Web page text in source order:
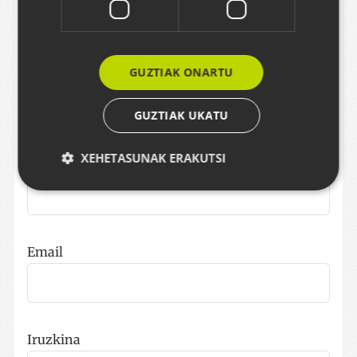
Erantzuna gehitu
Erantzuna formulario hau betez utzi dezakezu.
Formatua testu arruntarena da. Web helbideak
eta emailak automatikoki klikagarri agertuko
dira. Erantzunak moderatuta daude.
Email
Iruzkina
GUZTIAK ONARTU
GUZTIAK UKATU
XEHETASUNAK ERAKUTSI
management. The website cannot be used properly
Izena
Domeinua